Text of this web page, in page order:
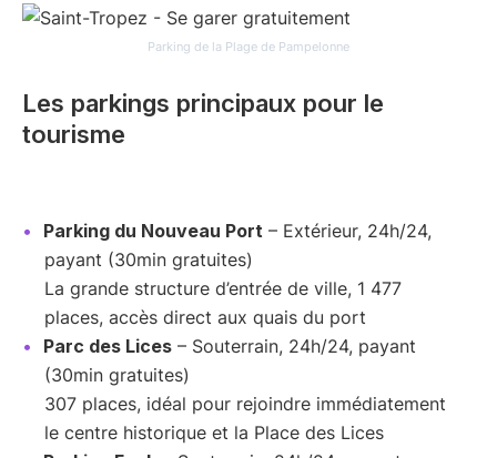
Parking de la Plage de Pampelonne
Les parkings principaux pour le
tourisme
Parking du Nouveau Port – Extérieur, 24h/24,
payant (30min gratuites)
La grande structure d’entrée de ville, 1 477
places, accès direct aux quais du port
Parc des Lices – Souterrain, 24h/24, payant
(30min gratuites)
307 places, idéal pour rejoindre immédiatement
le centre historique et la Place des Lices